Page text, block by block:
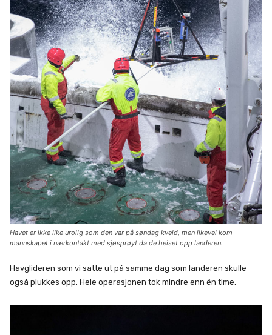
Havet er ikke like urolig som den var på søndag kveld, men likevel kom
mannskapet i nærkontakt med sjøsprøyt da de heiset opp landeren.
Havglideren som vi satte ut på samme dag som landeren skulle
også plukkes opp. Hele operasjonen tok mindre enn én time.